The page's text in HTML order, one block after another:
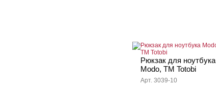
Рюкзак для ноутбука
Modo, TM Totobi
Арт. 3039-10